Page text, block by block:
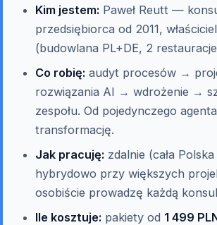
Kim jestem: Paweł Reutt —
przedsiębiorca od 2011,
(budowlana PL+DE, 2
Co robię: audyt procesów →
rozwiązania AI → wdrożenie →
zespołu. Od pojedynczego
transformację.
Jak pracuję: zdalnie (cała
hybrydowo przy większych
osobiście prowadzę każdą
Ile kosztuje: pakiety od 1 499